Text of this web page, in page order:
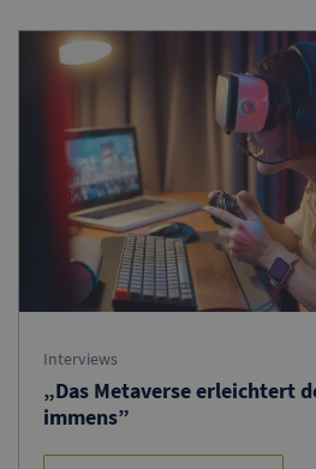
Interviews
„Das Metaverse erleichtert
immens”